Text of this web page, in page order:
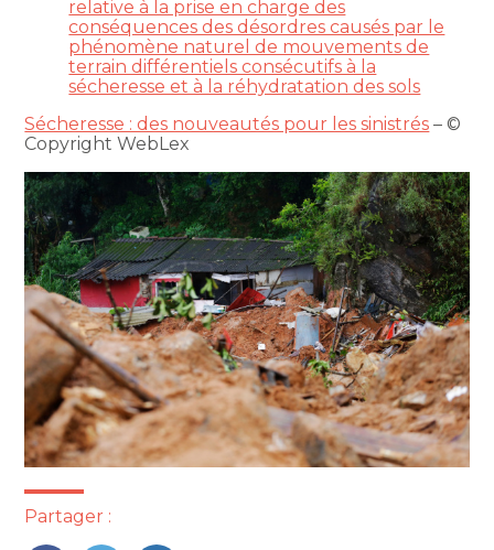
relative à la prise en charge des
conséquences des désordres causés par le
phénomène naturel de mouvements de
terrain différentiels consécutifs à la
sécheresse et à la réhydratation des sols
Sécheresse : des nouveautés pour les sinistrés – ©
Copyright WebLex
Partager :